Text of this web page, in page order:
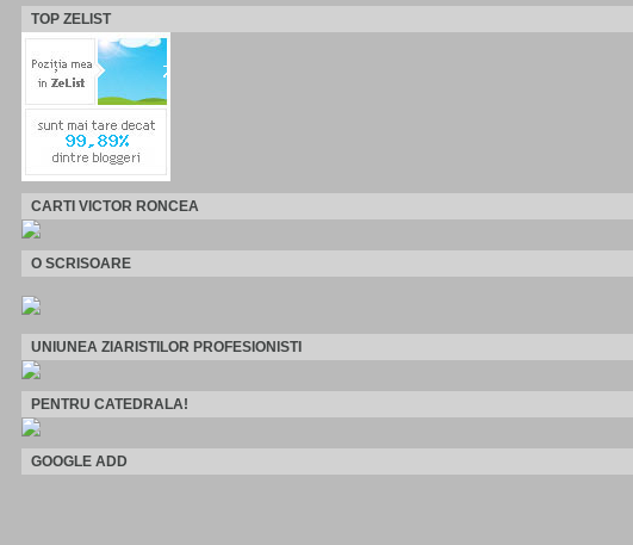
TOP ZELIST
CARTI VICTOR RONCEA
O SCRISOARE
UNIUNEA ZIARISTILOR PROFESIONISTI
PENTRU CATEDRALA!
GOOGLE ADD